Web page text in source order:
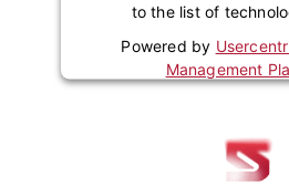
to the list of
Powered by
Management